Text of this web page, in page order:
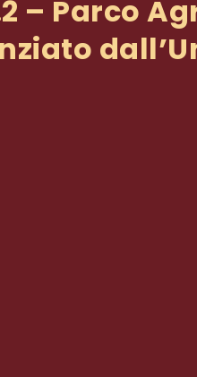
– Parco